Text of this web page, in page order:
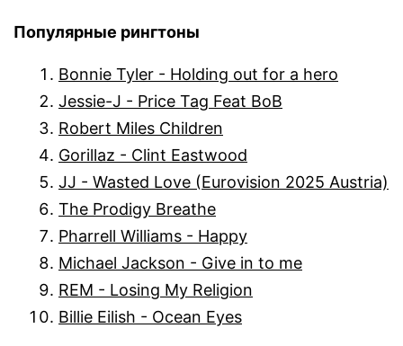
Популярные рингтоны
Bonnie Tyler - Holding out for a hero
Jessie-J - Price Tag Feat BoB
Robert Miles Children
Gorillaz - Clint Eastwood
JJ - Wasted Love (Eurovision 2025 Austria)
The Prodigy Breathe
Pharrell Williams - Happy
Michael Jackson - Give in to me
REM - Losing My Religion
Billie Eilish - Ocean Eyes